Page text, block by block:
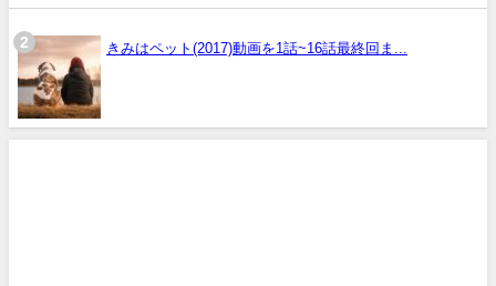
きみはペット(2017)動画を1話~16話最終回ま...